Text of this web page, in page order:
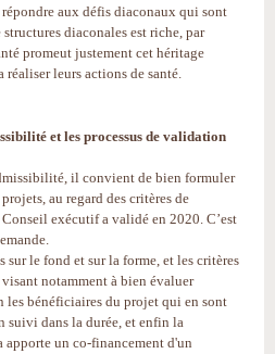
aux défis diaconaux qui sont
diaconales est riche, par
promeut justement cet héritage
leurs actions de santé.
et les processus de validation
il convient de bien formuler
au regard des critères de
exécutif a validé en 2020. C’est
sur le fond et sur la forme, et les critères
notamment à bien évaluer
les bénéficiaires du projet qui en sont
suivi dans la durée, et enfin la
un co-financement d'un